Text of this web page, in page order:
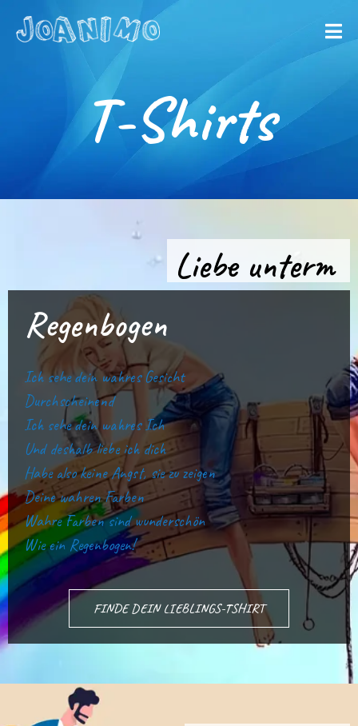
Let´s get
started
T-Shirts
Liebe unterm
Regenbogen
Ich sehe dein wahres Gesicht
Durchscheinend
Ich sehe dein wahres Ich
Und deshalb liebe ich dich
Habe also keine Angst, sie zu zeigen
Deine wahren Farben
Wahre Farben sind wunderschön
Wie ein Regenbogen!
FINDE DEIN LIEBLINGS-TSHIRT